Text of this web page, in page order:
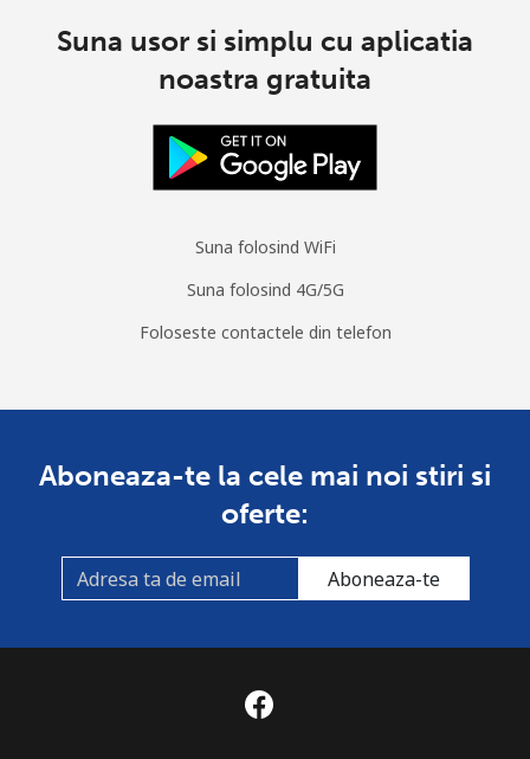
Suna usor si simplu cu aplicatia
noastra gratuita
Suna folosind WiFi
Suna folosind 4G/5G
Foloseste contactele din telefon
Aboneaza-te la cele mai noi stiri si
oferte:
Aboneaza-te